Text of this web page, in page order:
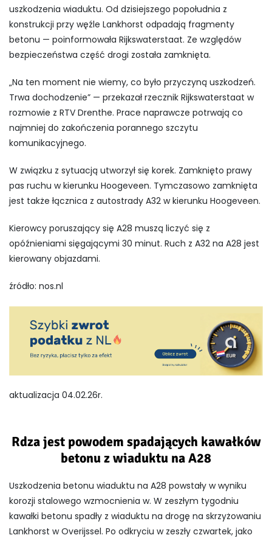
uszkodzenia wiaduktu. Od dzisiejszego popołudnia z
konstrukcji przy węźle Lankhorst odpadają fragmenty
betonu — poinformowała Rijkswaterstaat. Ze względów
bezpieczeństwa część drogi została zamknięta.
„Na ten moment nie wiemy, co było przyczyną uszkodzeń.
Trwa dochodzenie” — przekazał rzecznik Rijkswaterstaat w
rozmowie z RTV Drenthe. Prace naprawcze potrwają co
najmniej do zakończenia porannego szczytu
komunikacyjnego.
W związku z sytuacją utworzył się korek. Zamknięto prawy
pas ruchu w kierunku Hoogeveen. Tymczasowo zamknięta
jest także łącznica z autostrady A32 w kierunku Hoogeveen.
Kierowcy poruszający się A28 muszą liczyć się z
opóźnieniami sięgającymi 30 minut. Ruch z A32 na A28 jest
kierowany objazdami.
źródło: nos.nl
aktualizacja 04.02.26r.
Rdza jest powodem spadających kawałków
betonu z wiaduktu na A28
Uszkodzenia betonu wiaduktu na A28 powstały w wyniku
korozji stalowego wzmocnienia w. W zeszłym tygodniu
kawałki betonu spadły z wiaduktu na drogę na skrzyżowaniu
Lankhorst w Overijssel. Po odkryciu w zeszły czwartek, jako